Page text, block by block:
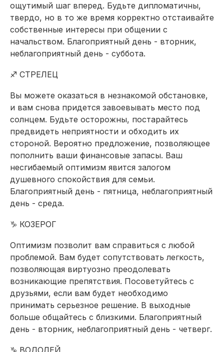
ощутимый шаг вперед. Будьте дипломатичны,
твердо, но в то же время корректно отстаивайте
собственные интересы при общении с
начальством. Благоприятный день - вторник,
неблагоприятный день - суббота.
♐ СТРЕЛЕЦ
Вы можете оказаться в незнакомой обстановке,
и вам снова придется завоевывать место под
солнцем. Будьте осторожны, постарайтесь
предвидеть неприятности и обходить их
стороной. Вероятно предложение, позволяющее
пополнить ваши финансовые запасы. Ваш
несгибаемый оптимизм явится залогом
душевного спокойствия для семьи.
Благоприятный день - пятница, неблагоприятный
день - среда.
♑ КОЗЕРОГ
Оптимизм позволит вам справиться с любой
проблемой. Вам будет сопутствовать легкость,
позволяющая виртуозно преодолевать
возникающие препятствия. Посоветуйтесь с
друзьями, если вам будет необходимо
принимать серьезное решение. В выходные
больше общайтесь с близкими. Благоприятный
день - вторник, неблагоприятный день - четверг.
♑ ВОДОЛЕЙ